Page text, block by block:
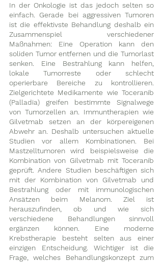
In der Onkologie ist das jedoch selten so
einfach. Gerade bei aggressiven Tumoren
ist die effektivste Behandlung deshalb ein
Zusammenspiel verschiedener
Maßnahmen: Eine Operation kann den
soliden Tumor entfernen und die Tumorlast
senken. Eine Bestrahlung kann helfen,
lokale Tumorreste oder schlecht
operierbare Bereiche zu kontrollieren.
Zielgerichtete Medikamente wie Toceranib
(Palladia) greifen bestimmte Signalwege
von Tumorzellen an. Immuntherapien wie
Gilvetmab setzen an der körpereigenen
Abwehr an. Deshalb untersuchen aktuelle
Studien vor allem Kombinationen. Bei
Mastzelltumoren wird beispielsweise die
Kombination von Gilvetmab mit Toceranib
geprüft. Andere Studien beschäftigen sich
mit der Kombination von Gilvetmab und
Bestrahlung oder mit immunologischen
Ansätzen beim Melanom. Ziel ist
herauszufinden, ob und wie sich
verschiedene Behandlungen sinnvoll
ergänzen können. Eine moderne
Krebstherapie besteht selten aus einer
einzigen Entscheidung. Wichtiger ist die
Frage, welches Behandlungskonzept zum